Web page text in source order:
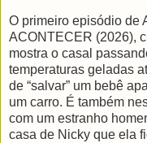
O primeiro episódio de
ACONTECER (2026),
mostra o casal
temperaturas geladas
de “salvar” um bebê
um carro. É também
com um estranho
casa de Nicky que ela